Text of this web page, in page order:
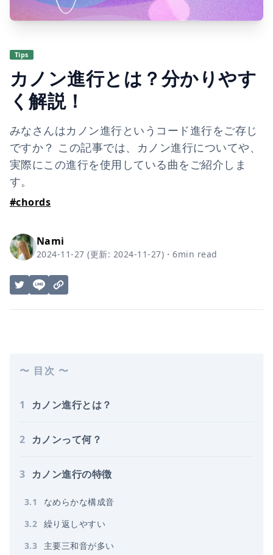
Tips
カノン進行とは？分かりやす
く解説！
みなさんはカノン進行というコード進行をご存じ
ですか？ この記事では、カノン進行についてや、
実際にこの進行を使用している曲をご紹介しま
す。
#chords
Nami
2024-11-27 (更新: 2024-11-27) ・6min read
〜 目次 〜
1 カノン進行とは？
2 カノンって何？
3 カノン進行の特徴
3.1
なめらかな構成音
3.2 繰り返しやすい
3.3 主要三和音が多い